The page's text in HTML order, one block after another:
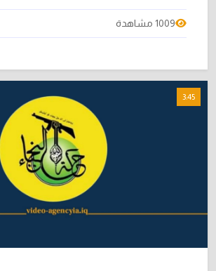
1009 مشاهدة
3:45